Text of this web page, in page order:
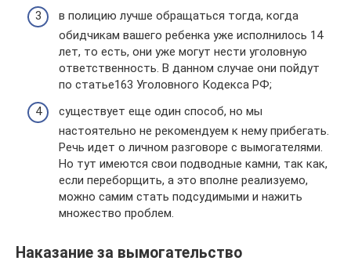
в полицию лучше обращаться тогда, когда
обидчикам вашего ребенка уже исполнилось 14
лет, то есть, они уже могут нести уголовную
ответственность. В данном случае они пойдут
по статье163 Уголовного Кодекса РФ;
существует еще один способ, но мы
настоятельно не рекомендуем к нему прибегать.
Речь идет о личном разговоре с вымогателями.
Но тут имеются свои подводные камни, так как,
если переборщить, а это вполне реализуемо,
можно самим стать подсудимыми и нажить
множество проблем.
Наказание за вымогательство